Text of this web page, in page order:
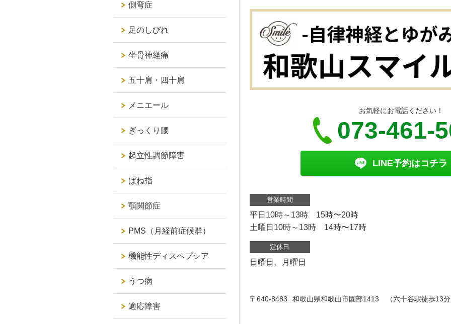
お気軽にお電話ください！
073-461-
LINE予約はコチラ
営業時間
平日10時～13時 15時〜20時
土曜日10時～13時 14時〜17時
定休日
日曜日、月曜日
〒640-8483 和歌山県和歌山市園部1413 （六十谷駅徒歩13
側弯症
足のしびれ
坐骨神経痛
五十肩・四十肩
メニエール
ぎっくり腰
起立性調節障害
ばね指
顎関節症
PMS（月経前症候群）
機能性ディスペプシア
うつ病
適応障害